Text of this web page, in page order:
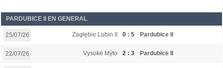
PARDUBICE II EN GENERAL
25/07/26 Zagłębie Lubin II 0 : 5 Pardubice II
22/07/26 Vysoké Mýto 2 : 3 Pardubice II